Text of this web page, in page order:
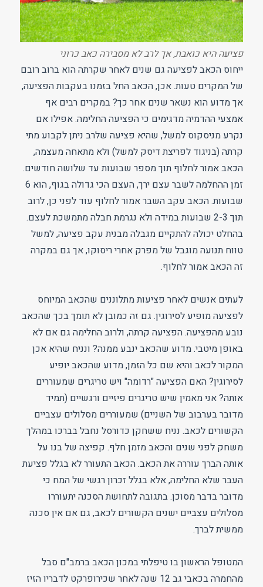
פציעה היא כואבת, אך לרב לא מסבירה כאב כרוני
ייחוס הכאב לפציעה גם שנים לאחר שקרתה הוא ברוב רובם
של המקרים טעות. אכן, הכאב החל בזמנו בעקבות הפציעה,
אך מדוע הוא נשאר שנים אחר כך? במקרים רבים אף
אמצעי ההדמיה מדגימים כי הפציעה החלימה. אפילו אם
נקרע מניסקוס למשל, שהיא פציעה שלרב ניתן לקבוע מתי
קרתה (בניגוד לפריצת דיסק למשל) ולא מתאחה מעצמה,
הכאב אמור לחלוף תוך מספר שבועות עד שלושה חודשים.
זמן ההחלמה לשבר עצם ירך, העצם הכי גדולה בגוף, הוא 6
שבועות. הכאב עקב השבר אמור לחלוף עוד לפני כן, לרוב
תוך 2-3 שבועות במידה ולא נגרמת חבלה מתמשכת לעצם.
בהחלט יכולה להתקיים מגבלה מבנית עקב פציעה, למשל
טווח תנועה מוגבל של מפרק אחרי ריסוקו, אך גם במקרה
זה הכאב אמור לחלוף.
לעתים אנשים לאחר פציעות מתלוננים שהכאב המיוחס
לפציעה מופיע לסירוגין. גם זה כמובן לא תומך בכך שהכאב
נובע מהפציעה. הפציעה קרתה, ולרוב החלימה גם אם לא
באופן מיטבי. מדוע שהכאב ינבע ממנה? ונניח שהיא אכן
המקור לכאב והיא שם כל הזמן, מדוע שהכאב יופיע
לסירוגין? האם הפציעה "רדומה" ויש טריגרים שמעוררים
אותה? אני מאמין שיש טריגרים פיזיים ורגשיים (תמיד
מדובר בערבוב של השניים) שמעוררים מסלולים עצביים
הקשורים לכאב. נניח ששחקן כדורסל נחבל בברכו במהלך
משחק לפני שנים והכאב מזמן חלף. קפיצה של בנו על
אותה הברך עוררה את הכאב. הכאב התעורר לא בגלל פציעת
העבר שלא החלימה, אלא בגלל זכרון רגשי של המח כי
מדובר בדבר מסוכן. בתגובה לתחושת הסכנה יתעוררו
מסלולים עצביים ישנים הקשורים לכאב, גם אם אין סכנה
ממשית לברך.
המטופל הראשון בו טיפלתי במכון הכאב ברמב"ם סבל
מהחמרה בכאבי גב 12 שנה לאחר שכירופרקט לדבריו הזיז